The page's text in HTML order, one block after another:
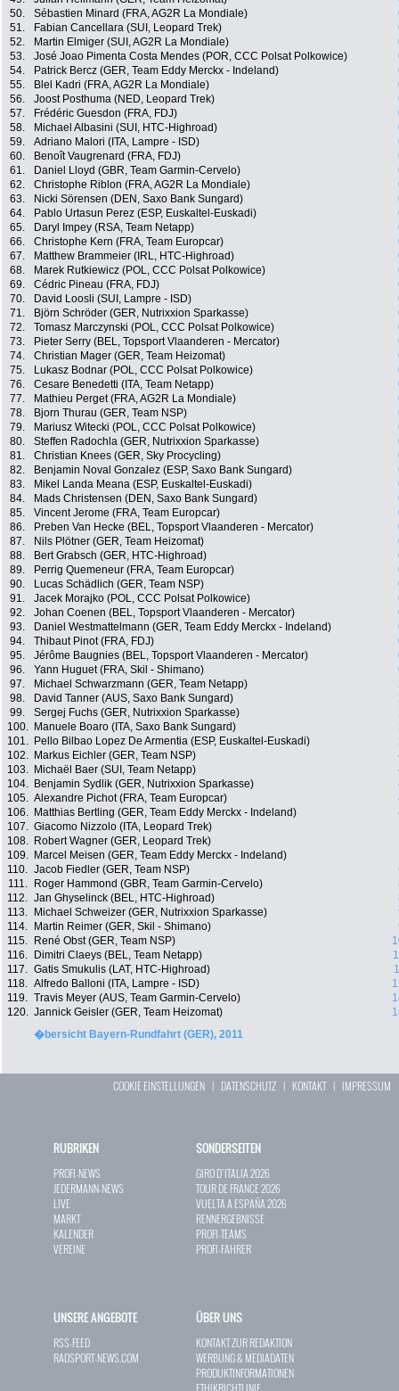
50.
Sébastien Minard (FRA, AG2R La Mondiale)
51.
Fabian Cancellara (SUI, Leopard Trek)
52.
Martin Elmiger (SUI, AG2R La Mondiale)
53.
José Joao Pimenta Costa Mendes (POR, CCC Polsat Polkowice)
54.
Patrick Bercz (GER, Team Eddy Merckx - Indeland)
55.
Blel Kadri (FRA, AG2R La Mondiale)
56.
Joost Posthuma (NED, Leopard Trek)
57.
Frédéric Guesdon (FRA, FDJ)
58.
Michael Albasini (SUI, HTC-Highroad)
59.
Adriano Malori (ITA, Lampre - ISD)
60.
Benoît Vaugrenard (FRA, FDJ)
61.
Daniel Lloyd (GBR, Team Garmin-Cervelo)
62.
Christophe Riblon (FRA, AG2R La Mondiale)
63.
Nicki Sörensen (DEN, Saxo Bank Sungard)
64.
Pablo Urtasun Perez (ESP, Euskaltel-Euskadi)
65.
Daryl Impey (RSA, Team Netapp)
66.
Christophe Kern (FRA, Team Europcar)
67.
Matthew Brammeier (IRL, HTC-Highroad)
68.
Marek Rutkiewicz (POL, CCC Polsat Polkowice)
69.
Cédric Pineau (FRA, FDJ)
70.
David Loosli (SUI, Lampre - ISD)
71.
Björn Schröder (GER, Nutrixxion Sparkasse)
72.
Tomasz Marczynski (POL, CCC Polsat Polkowice)
73.
Pieter Serry (BEL, Topsport Vlaanderen - Mercator)
74.
Christian Mager (GER, Team Heizomat)
75.
Lukasz Bodnar (POL, CCC Polsat Polkowice)
76.
Cesare Benedetti (ITA, Team Netapp)
77.
Mathieu Perget (FRA, AG2R La Mondiale)
78.
Bjorn Thurau (GER, Team NSP)
79.
Mariusz Witecki (POL, CCC Polsat Polkowice)
80.
Steffen Radochla (GER, Nutrixxion Sparkasse)
81.
Christian Knees (GER, Sky Procycling)
82.
Benjamin Noval Gonzalez (ESP, Saxo Bank Sungard)
83.
Mikel Landa Meana (ESP, Euskaltel-Euskadi)
84.
Mads Christensen (DEN, Saxo Bank Sungard)
85.
Vincent Jerome (FRA, Team Europcar)
86.
Preben Van Hecke (BEL, Topsport Vlaanderen - Mercator)
87.
Nils Plötner (GER, Team Heizomat)
88.
Bert Grabsch (GER, HTC-Highroad)
89.
Perrig Quemeneur (FRA, Team Europcar)
90.
Lucas Schädlich (GER, Team NSP)
91.
Jacek Morajko (POL, CCC Polsat Polkowice)
92.
Johan Coenen (BEL, Topsport Vlaanderen - Mercator)
93.
Daniel Westmattelmann (GER, Team Eddy Merckx - Indeland)
94.
Thibaut Pinot (FRA, FDJ)
95.
Jérôme Baugnies (BEL, Topsport Vlaanderen - Mercator)
96.
Yann Huguet (FRA, Skil - Shimano)
97.
Michael Schwarzmann (GER, Team Netapp)
98.
David Tanner (AUS, Saxo Bank Sungard)
99.
Sergej Fuchs (GER, Nutrixxion Sparkasse)
100.
Manuele Boaro (ITA, Saxo Bank Sungard)
101.
Pello Bilbao Lopez De Armentia (ESP, Euskaltel-Euskadi)
102.
Markus Eichler (GER, Team NSP)
103.
Michaël Baer (SUI, Team Netapp)
104.
Benjamin Sydlik (GER, Nutrixxion Sparkasse)
105. Alexandre Pichot (FRA, Team Europcar)
106.
Matthias Bertling (GER, Team Eddy Merckx - Indeland)
107. Giacomo Nizzolo (ITA, Leopard Trek)
108.
Robert Wagner (GER, Leopard Trek)
109.
Marcel Meisen (GER, Team Eddy Merckx - Indeland)
110. Jacob Fiedler (GER, Team NSP)
111.
Roger Hammond (GBR, Team Garmin-Cervelo)
112. Jan Ghyselinck (BEL, HTC-Highroad)
113.
Michael Schweizer (GER, Nutrixxion Sparkasse)
114.
Martin Reimer (GER, Skil - Shimano)
115.
René Obst (GER, Team NSP)
116.
Dimitri Claeys (BEL, Team Netapp)
117. Gatis Smukulis (LAT, HTC-Highroad)
118. Alfredo Balloni (ITA, Lampre - ISD)
119. Travis Meyer (AUS, Team Garmin-Cervelo)
120. Jannick Geisler (GER, Team Heizomat)
�bersicht Bayern-Rundfahrt (GER), 2011
COOKIE EINSTELLUNGEN | DATENSCHUTZ | KONTAKT| IMPRESSUM
RUBRIKEN
PROFI-NEWS
JEDERMANN-NEWS
LIVE
MARKT
KALENDER
VEREINE
SONDERSEITEN
GIRO D`ITALIA 2026
TOUR DE FRANCE 2026
VUELTA A ESPAÑA 2026
RENNERGEBNISSE
PROFI-TEAMS
PROFI-FAHRER
UNSERE ANGEBOTE
RSS-FEED
RADSPORT-NEWS.COM
ÜBER UNS
KONTAKT ZUR REDAKTION
WERBUNG & MEDIADATEN
PRODUKTINFORMATIONEN